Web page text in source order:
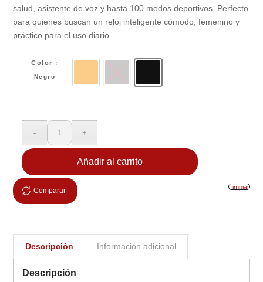
salud, asistente de voz y hasta 100 modos deportivos. Perfecto
para quienes buscan un reloj inteligente cómodo, femenino y
práctico para el uso diario.
Color :
Negro Dorado Gris
Limpiar
Añadir al carrito
Comparar
Descripción Información adicional
Descripción